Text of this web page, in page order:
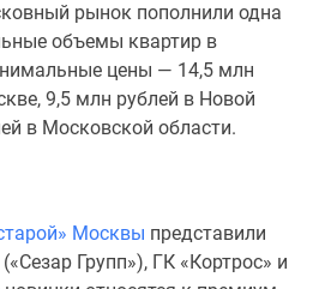
рынок пополнили одна
объемы квартир в
цены — 14,5 млн
9,5 млн рублей в Новой
в Московской области.
Москвы представили
Групп»), ГК «Кортрос» и